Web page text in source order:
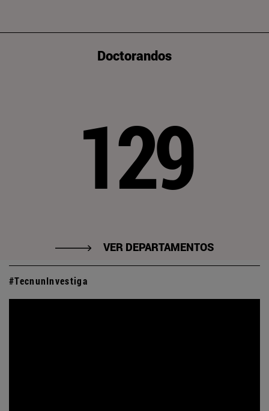
Doctorandos
129
VER DEPARTAMENTOS
#TecnunInvestiga